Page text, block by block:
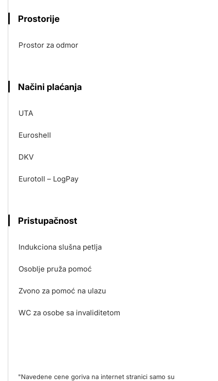
Prostorije
Prostor za odmor
Načini plaćanja
UTA
Euroshell
DKV
Eurotoll – LogPay
Pristupačnost
Indukciona slušna petlja
Osoblje pruža pomoć
Zvono za pomoć na ulazu
WC za osobe sa invaliditetom
"Navedene cene goriva na internet stranici samo su